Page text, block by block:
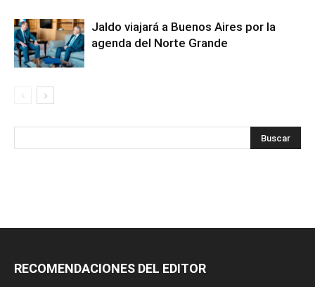
Jaldo viajará a Buenos Aires por la
agenda del Norte Grande
RECOMENDACIONES DEL EDITOR